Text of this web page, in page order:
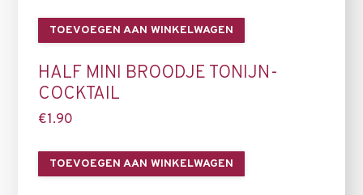
TOEVOEGEN AAN WINKELWAGEN
HALF MINI BROODJE TONIJN-
COCKTAIL
€1.90
TOEVOEGEN AAN WINKELWAGEN